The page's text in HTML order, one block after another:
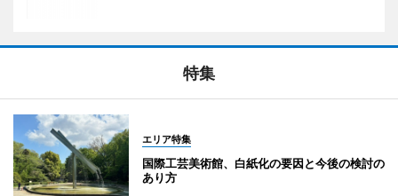
特集
エリア特集
国際工芸美術館、白紙化の要因と今後の検討の
あり方